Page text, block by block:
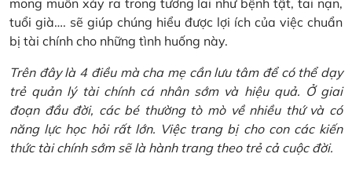
mong muốn xảy ra trong tương lai như bệnh tật, tai nạn,
tuổi già…. sẽ giúp chúng hiểu được lợi ích của việc chuẩn
bị tài chính cho những tình huống này.
Trên đây là 4 điều mà cha mẹ cần lưu tâm để có thể dạy
trẻ quản lý tài chính cá nhân sớm và hiệu quả. Ở giai
đoạn đầu đời, các bé thường tò mò về nhiều thứ và có
năng lực học hỏi rất lớn. Việc trang bị cho con các kiến
thức tài chính sớm sẽ là hành trang theo trẻ cả cuộc đời.